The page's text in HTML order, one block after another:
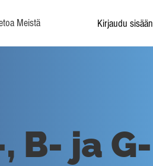
Meistä Kirjaudu sisään
B- ja G-